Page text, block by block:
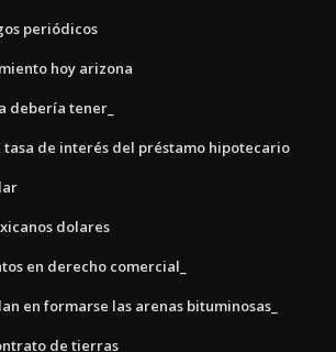
periódicos
hoy arizona
debería tener_
de interés del préstamo hipotecario
dolares
en derecho comercial_
en formarse las arenas bituminosas_
de tierras_